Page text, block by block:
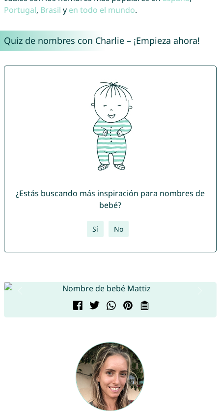
Portugal, Brasil y en todo el mundo.
Quiz de nombres con Charlie – ¡Empieza ahora!
¿Estás buscando más inspiración para nombres de
bebé?
Sí No